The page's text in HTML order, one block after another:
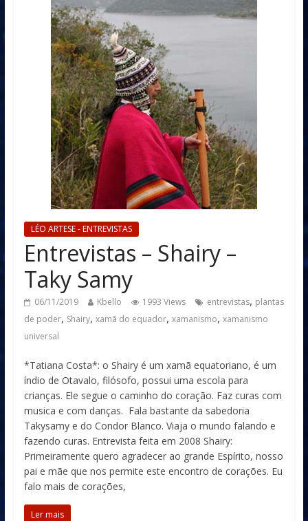
LÉO ARTESE - ENTREVISTAS
Entrevistas – Shairy –
Taky Samy
06/11/2019 Kbello 1993 Views entrevistas, plantas
de poder, Shairy, xamã do equador, xamanismo, xamanismo
universal
*Tatiana Costa*: o Shairy é um xamã equatoriano, é um
índio de Otavalo, filósofo, possui uma escola para
crianças. Ele segue o caminho do coração. Faz curas com
musica e com danças. Fala bastante da sabedoria
Takysamy e do Condor Blanco. Viaja o mundo falando e
fazendo curas. Entrevista feita em 2008 Shairy:
Primeiramente quero agradecer ao grande Espírito, nosso
pai e mãe que nos permite este encontro de corações. Eu
falo mais de corações,
Ler mais